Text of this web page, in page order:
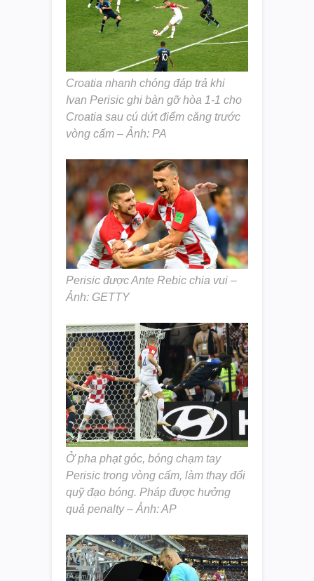
Croatia nhanh chóng đáp trả khi
Ivan Perisic ghi bàn gỡ hòa 1-1 cho
Croatia sau cú dứt điểm căng trước
vòng cấm – Ảnh: PA
Perisic được Ante Rebic chia vui –
Ảnh: GETTY
Ở pha phạt góc, bóng chạm tay
Perisic trong vòng cấm, làm thay đổi
quỹ đạo bóng. Pháp được hưởng
quả penalty – Ảnh: AP